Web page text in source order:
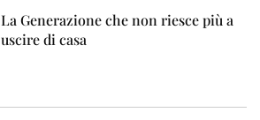
La Generazione che non riesce più a
uscire di casa